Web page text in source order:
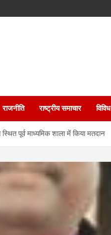
राजनीति राष्ट्रीय समाचार विविध
पूर्व माध्यमिक शाला में किया मतदान